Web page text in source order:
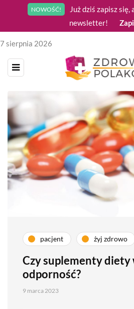
NOWOŚĆ!
Już dziś zapisz
newsletter!
7 sierpnia 2026
pacjent żyj zdrowo
Czy suplementy diety
odporność?
9 marca 2023